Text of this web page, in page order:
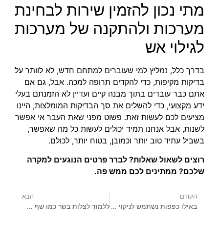
מתי נכון להזמין שירות לבחינת
מערכות ולהתקנה של מערכות
לגילוי אש
בדרך כלל, נמליץ למי שעוברים למתחם חדש, לא לוותר על
בדיקות מקיפות, כדי להקדים תרופה למכה. אבל, גם אם
אתם כבר עובדים בתוך מבנה קיים ועדיין לא הזמנתם בעלי
ידע מקצועי, כדי להשלים את סך הבדיקות המומלצות, היינו
מציעים לכם לעשות זאת. פשוט מפני שאת העבר אי אפשר
לשנות, אבל אנחנו תמיד יכולים לעשות כל מה שאפשר,
בשביל עתיד טוב יותר וכמובן, בטוח יותר, לכולם.
רוצים לשאול שאלות? לברר פרטים הנוגעים למקרה
שלכם? ממתינים לכם ממש פה.
הקודם
באילו כפפות נשתמש לניקוי התנור?
הבא
ללמוד לצלות בשר כמו שף מקצועי